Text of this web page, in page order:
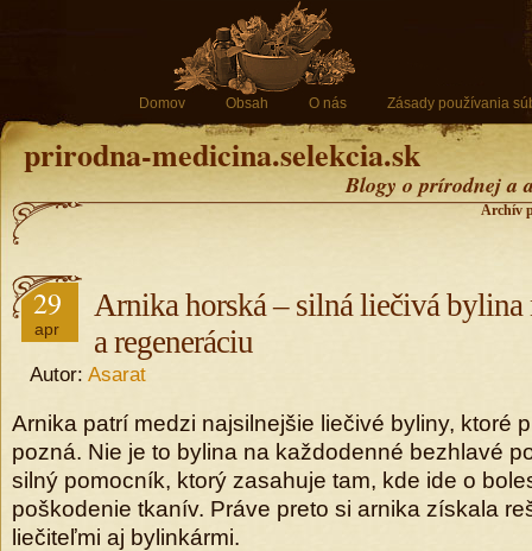
Domov Obsah O nás Zásady používania
prirodna-medicina.selekcia.sk
Blogy o prírodnej a
Archív
29
apr
Arnika horská – silná liečivá bylina
a regeneráciu
Autor: Asarat
Arnika patrí medzi najsilnejšie liečivé byliny, ktoré
pozná. Nie je to bylina na každodenné bezhlavé
silný pomocník, ktorý zasahuje tam, kde ide o
poškodenie tkanív. Práve preto si arnika získala
liečiteľmi aj bylinkármi.